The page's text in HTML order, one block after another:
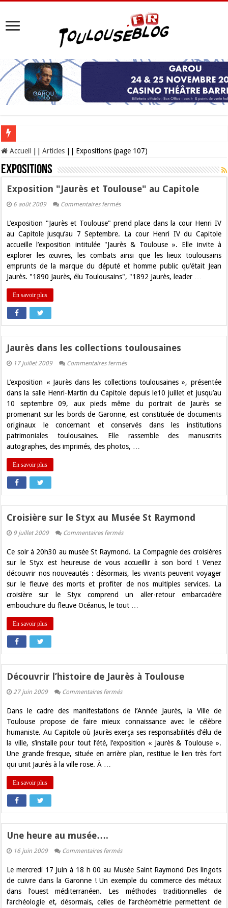
Les Nocturnes de la Cité de l’espace 2026 : l’événement incontournable de
Accueil Articles Expositions (page 107)
Expositions
Exposition "Jaurès et Toulouse" au Capitole
6 août 2009 Commentaires ferméssur
et
Toulouse"
Capitole
L’exposition "Jaurès et Toulouse" prend place dans la cour Henri IV
au Capitole jusqu’au 7 Septembre. La cour Henri IV du Capitole
accueille l’exposition intitulée "Jaurès & Toulouse ». Elle invite à
explorer les œuvres, les combats ainsi que les lieux toulousains
emprunts de la marque du député et homme public qu’était Jean
Jaurès. "1890 Jaurès, élu Toulousains", "1892 Jaurès, leader …
En savoir plus
Jaurès dans les collections toulousaines
17 juillet 2009 Commentaires ferméssur
les
collections
toulousaines
L’exposition « Jaurès dans les collections toulousaines », présentée
dans la salle Henri-Martin du Capitole depuis le10 juillet et jusqu’au
10 septembre 09, aux pieds même du portrait de Jaurès se
promenant sur les bords de Garonne, est constituée de documents
originaux le concernant et conservés dans les institutions
patrimoniales toulousaines. Elle rassemble des manuscrits
autographes, des imprimés, des photos, …
En savoir plus
Croisière sur le Styx au Musée St Raymond
9 juillet 2009 Commentaires ferméssur
le
Styx
Musée
St
Ce soir à 20h30 au musée St Raymond. La Compagnie des croisières
sur le Styx est heureuse de vous accueillir à son bord ! Venez
découvrir nos nouveautés : désormais, les vivants peuvent voyager
sur le fleuve des morts et profiter de nos multiples services. La
croisière sur le Styx comprend un aller-retour embarcadère
embouchure du fleuve Océanus, le tout …
En savoir plus
Découvrir l’histoire de Jaurès à Toulouse
27 juin 2009 Commentaires ferméssur
de
Jaurès
Toulouse
Dans le cadre des manifestations de l’Année Jaurès, la Ville de
Toulouse propose de faire mieux connaissance avec le célèbre
humaniste. Au Capitole où Jaurès exerça ses responsabilités d’élu de
la ville, s’installe pour tout l’été, l’exposition « Jaurès & Toulouse ».
Une grande fresque, située en arrière plan, restitue le lien très fort
qui unit Jaurès à la ville rose. À …
En savoir plus
Une heure au musée….
16 juin 2009 Commentaires ferméssur
au
musée….
Le mercredi 17 Juin à 18 h 00 au Musée Saint Raymond Des lingots
de cuivre dans la Garonne ! Un exemple du commerce des métaux
dans l’ouest méditerranéen. Les méthodes traditionnelles de
l’archéologie et, désormais, celles de l’archéométrie permettent de